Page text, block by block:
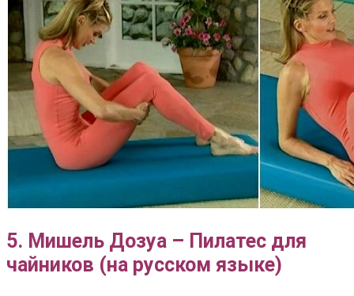
5. Мишель Дозуа – Пилатес для
чайников (на русском языке)